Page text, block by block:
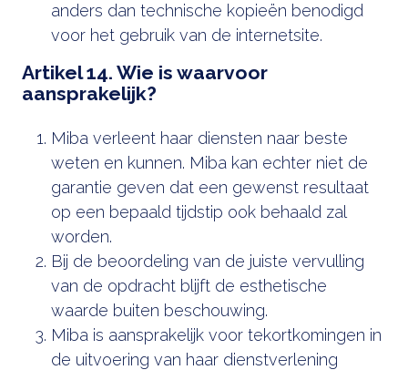
anders dan technische kopieën benodigd
voor het gebruik van de internetsite.
Artikel 14. Wie is waarvoor
aansprakelijk?
Miba verleent haar diensten naar beste
weten en kunnen. Miba kan echter niet de
garantie geven dat een gewenst resultaat
op een bepaald tijdstip ook behaald zal
worden.
Bij de beoordeling van de juiste vervulling
van de opdracht blijft de esthetische
waarde buiten beschouwing.
Miba is aansprakelijk voor tekortkomingen in
de uitvoering van haar dienstverlening